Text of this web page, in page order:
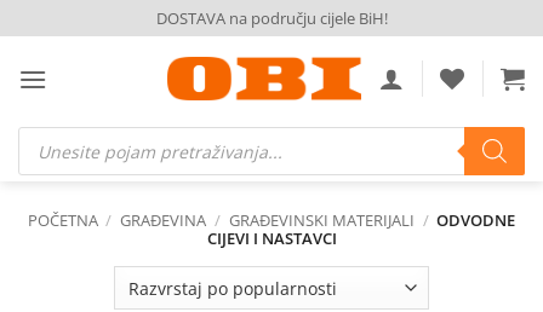
to
content
DOSTAVA na području cijele BiH!
Products
search
POČETNA / GRAĐEVINA / GRAĐEVINSKI MATERIJALI / ODVODNE
CIJEVI I NASTAVCI